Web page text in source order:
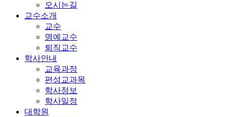
오시는길
교수소개
교수
명예교수
퇴직교수
학사안내
교육과정
편성교과목
학사정보
학사일정
대학원